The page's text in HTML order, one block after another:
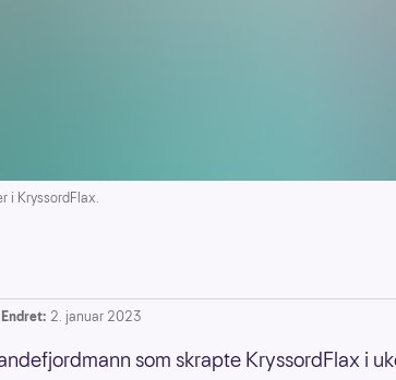
i KryssordFlax.
Endret: 2. januar 2023
som skrapte KryssordFlax i